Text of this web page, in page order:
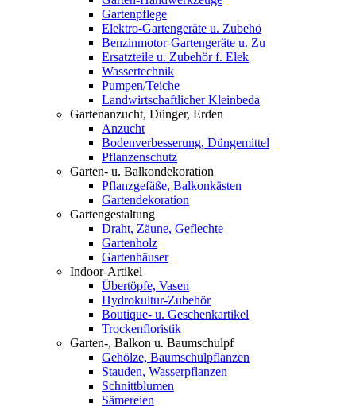
Gartenpflege
Elektro-Gartengeräte u. Zubehö
Benzinmotor-Gartengeräte u. Zu
Ersatzteile u. Zubehör f. Elek
Wassertechnik
Pumpen/Teiche
Landwirtschaftlicher Kleinbeda
Gartenanzucht, Dünger, Erden
Anzucht
Bodenverbesserung, Düngemittel
Pflanzenschutz
Garten- u. Balkondekoration
Pflanzgefäße, Balkonkästen
Gartendekoration
Gartengestaltung
Draht, Zäune, Geflechte
Gartenholz
Gartenhäuser
Indoor-Artikel
Übertöpfe, Vasen
Hydrokultur-Zubehör
Boutique- u. Geschenkartikel
Trockenfloristik
Garten-, Balkon u. Baumschulpf
Gehölze, Baumschulpflanzen
Stauden, Wasserpflanzen
Schnittblumen
Sämereien